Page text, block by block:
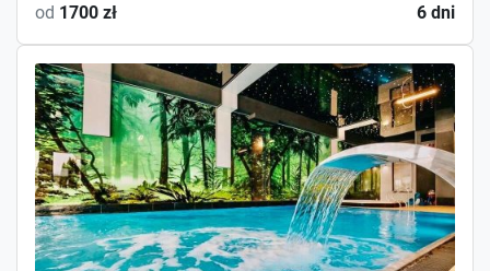
od 1700 zł 6 dni